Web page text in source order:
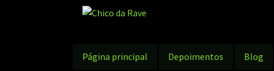
Pular
Pular
conteúdo
Página principal Depoimentos Blog